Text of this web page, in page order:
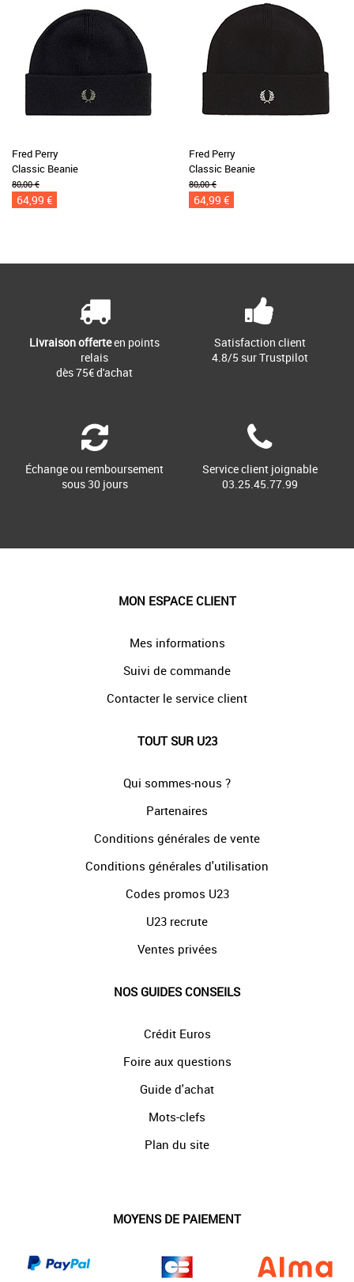
Fred Perry
Classic Beanie
80,00 €
64,99 €
Fred Perry
Classic Beanie
80,00 €
64,99 €
Livraison offerteen points
relais
dès 75€ d'achat
Satisfaction client
4.8/5 sur Trustpilot
Échange ou remboursement
sous 30 jours
Service client joignable
03.25.45.77.99
MON ESPACE CLIENT
Mes informations
Suivi de commande
Contacter le service client
TOUT SUR U23
Qui sommes-nous ?
Partenaires
Conditions générales de vente
Conditions générales d'utilisation
Codes promos U23
U23 recrute
Ventes privées
NOS GUIDES CONSEILS
Crédit Euros
Foire aux questions
Guide d'achat
Mots-clefs
Plan du site
MOYENS DE PAIEMENT